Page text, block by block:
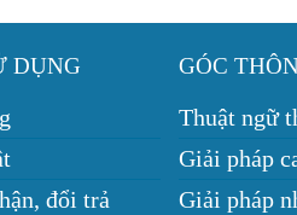
DỤNG
đổi trả
GÓC
Thuật ngữ
Giải pháp
Giải pháp